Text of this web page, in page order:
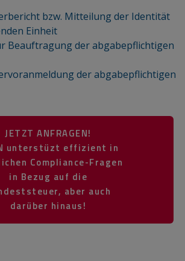
bzw. Mitteilung der Identität
Einheit
Beauftragung der abgabepflichtigen
der abgabepflichtigen
JETZT ANFRAGEN!
unterstüzt effizient in
Compliance-Fragen
in Bezug auf die
aber auch
darüber hinaus!